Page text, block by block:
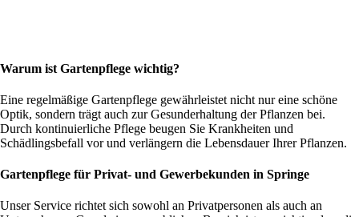
Warum ist Gartenpflege wichtig?
Eine regelmäßige Gartenpflege gewährleistet nicht nur eine schöne
Optik, sondern trägt auch zur Gesunderhaltung der Pflanzen bei.
Durch kontinuierliche Pflege beugen Sie Krankheiten und
Schädlingsbefall vor und verlängern die Lebensdauer Ihrer Pflanzen.
Gartenpflege für Privat- und Gewerbekunden in Springe
Unser Service richtet sich sowohl an Privatpersonen als auch an